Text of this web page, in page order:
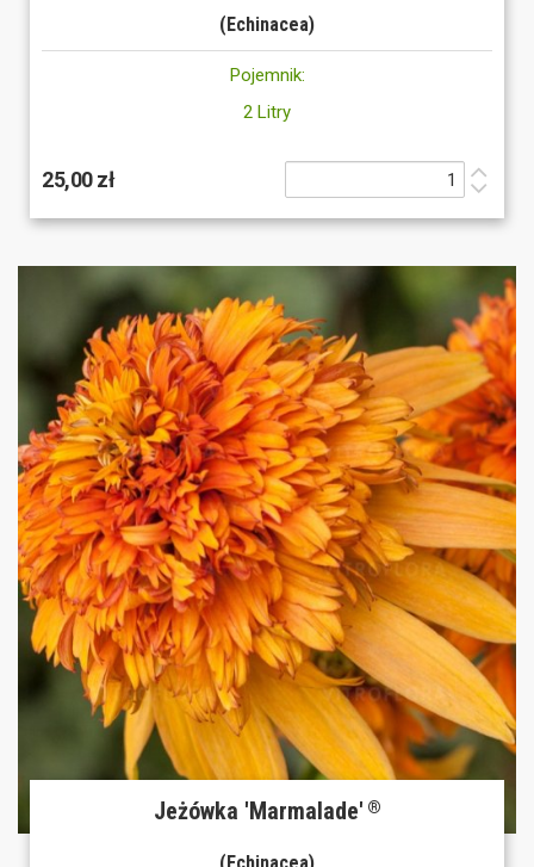
(Echinacea)
Pojemnik:
2 Litry
25,00 zł
Jeżówka 'Marmalade' ®